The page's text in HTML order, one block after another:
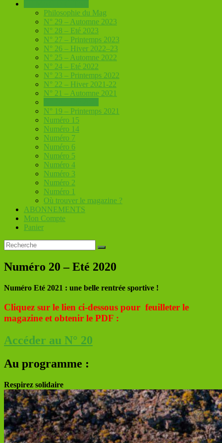
Philosophie du Mag
N° 29 – Automne 2023
N° 28 – Eté 2023
N° 27 – Printemps 2023
N° 26 – Hiver 2022–23
N° 25 – Automne 2022
N° 24 – Eté 2022
N° 23 – Printemps 2022
N° 22 – Hiver 2021-22
N° 21 – Automne 2021
N° 19 – Printemps 2021
Numéro 15
Numéro 14
Numéro 7
Numéro 6
Numéro 5
Numéro 4
Numéro 3
Numéro 2
Numéro 1
Où trouver le magazine ?
ABONNEMENTS
Mon Compte
Panier
Numéro 20 – Eté 2020
Numéro Eté 2021 : une belle rentrée sportive !
Cliquez sur le lien ci-dessous pour feuilleter le
magazine et obtenir le PDF :
Accéder au N° 20
Au programme :
Respirez solidaire